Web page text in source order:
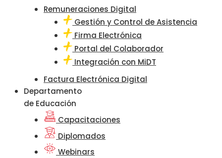
Remuneraciones Digital
Gestión y Control de Asistencia
Firma Electrónica
Portal del Colaborador
Integración con MiDT
Factura Electrónica Digital
Departamento
de Educación
Capacitaciones
Diplomados
Webinars